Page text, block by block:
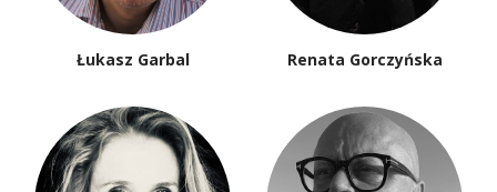
Łukasz Garbal Renata Gorczyńska